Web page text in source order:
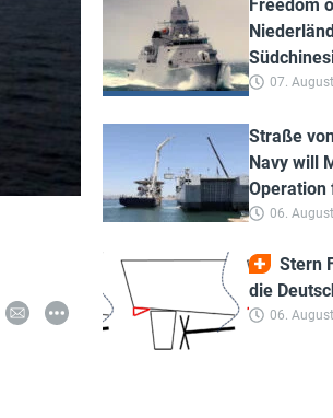
Freedom
07.
Straße
Navy will
Operation
06.
Stern
die
06.